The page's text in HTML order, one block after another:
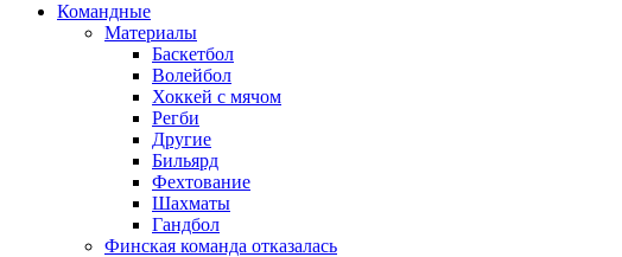
Командные
Материалы
Баскетбол
Волейбол
Хоккей с мячом
Регби
Другие
Бильярд
Фехтование
Шахматы
Гандбол
Финская команда отказалась